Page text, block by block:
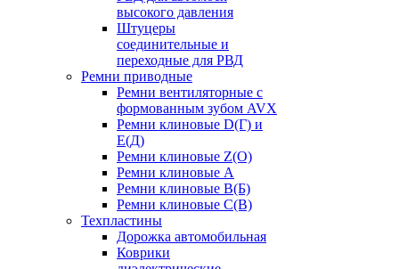
высокого давления
Штуцеры
соединительные и
переходные для РВД
Ремни приводные
Ремни вентиляторные с
формованным зубом AVX
Ремни клиновые D(Г) и
Е(Д)
Ремни клиновые Z(О)
Ремни клиновые А
Ремни клиновые В(Б)
Ремни клиновые С(В)
Техпластины
Дорожка автомобильная
Коврики